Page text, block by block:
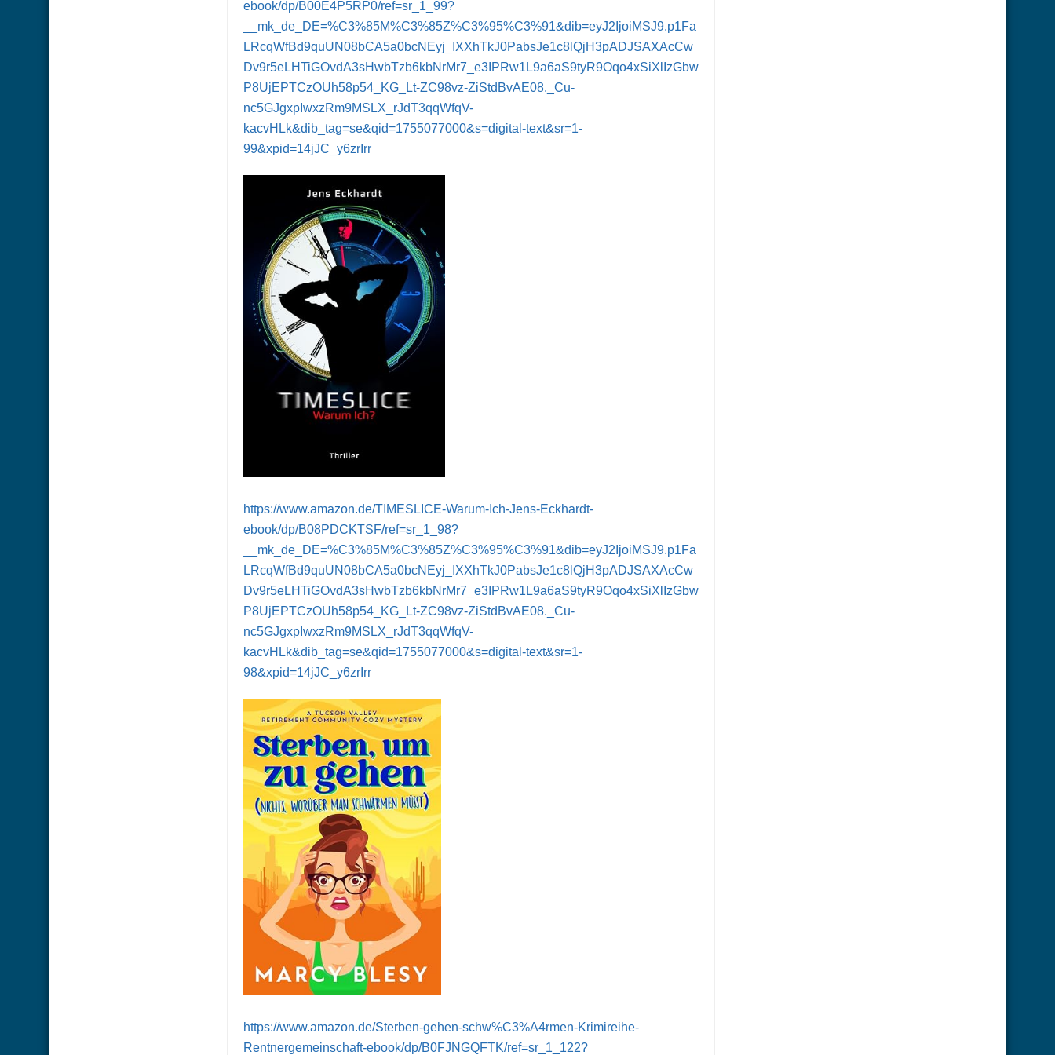
ebook/dp/B00E4P5RP0/ref=sr_1_99?
__mk_de_DE=%C3%85M%C3%85Z%C3%95%C3%91&dib=eyJ2IjoiMSJ9.p1Fa
LRcqWfBd9quUN08bCA5a0bcNEyj_IXXhTkJ0PabsJe1c8lQjH3pADJSAXAcCw
Dv9r5eLHTiGOvdA3sHwbTzb6kbNrMr7_e3IPRw1L9a6aS9tyR9Oqo4xSiXlIzGbw
P8UjEPTCzOUh58p54_KG_Lt-ZC98vz-ZiStdBvAE08._Cu-
nc5GJgxpIwxzRm9MSLX_rJdT3qqWfqV-
kacvHLk&dib_tag=se&qid=1755077000&s=digital-text&sr=1-
99&xpid=14jJC_y6zrIrr
https://www.amazon.de/TIMESLICE-Warum-Ich-Jens-Eckhardt-
ebook/dp/B08PDCKTSF/ref=sr_1_98?
__mk_de_DE=%C3%85M%C3%85Z%C3%95%C3%91&dib=eyJ2IjoiMSJ9.p1Fa
LRcqWfBd9quUN08bCA5a0bcNEyj_IXXhTkJ0PabsJe1c8lQjH3pADJSAXAcCw
Dv9r5eLHTiGOvdA3sHwbTzb6kbNrMr7_e3IPRw1L9a6aS9tyR9Oqo4xSiXlIzGbw
P8UjEPTCzOUh58p54_KG_Lt-ZC98vz-ZiStdBvAE08._Cu-
nc5GJgxpIwxzRm9MSLX_rJdT3qqWfqV-
kacvHLk&dib_tag=se&qid=1755077000&s=digital-text&sr=1-
98&xpid=14jJC_y6zrIrr
https://www.amazon.de/Sterben-gehen-schw%C3%A4rmen-Krimireihe-
Rentnergemeinschaft-ebook/dp/B0FJNGQFTK/ref=sr_1_122?